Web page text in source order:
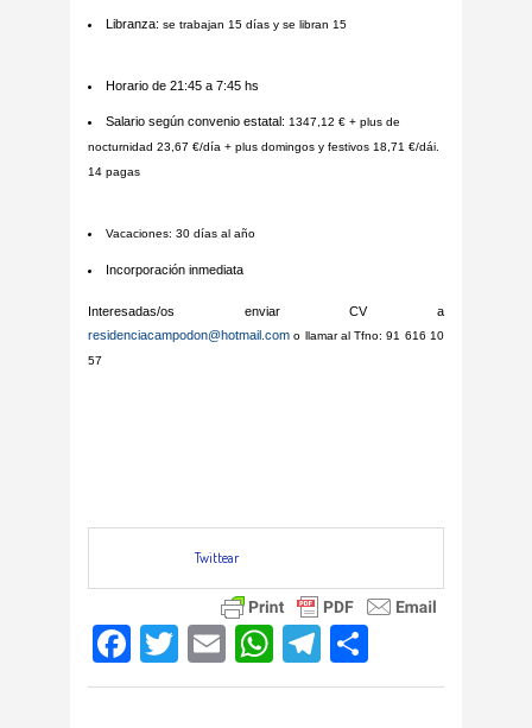
Libranza: se trabajan 15 días y se libran 15
Horario de 21:45 a 7:45 hs
Salario según convenio estatal: 1347,12 € + plus de
nocturnidad 23,67 €/día + plus domingos y festivos 18,71 €/dái.
14 pagas
Vacaciones: 30 días al año
Incorporación inmediata
Interesadas/os enviar CV a
residenciacampodon@hotmail.com o llamar al Tfno:91 616 10
57
Twittear
Facebook
TwitterEmailWhatsApp
Telegram